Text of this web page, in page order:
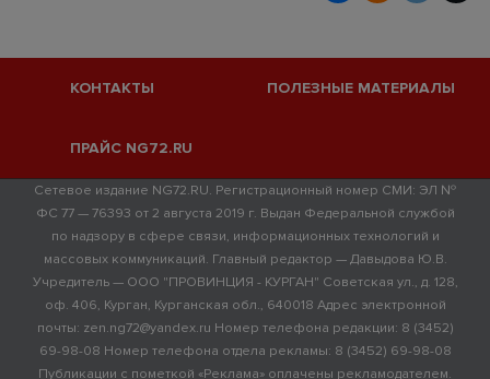
КОНТАКТЫ ПОЛЕЗНЫЕ МАТЕРИАЛЫ
ПРАЙС NG72.RU
Сетевое издание NG72.RU. Регистрационный номер СМИ: ЭЛ №
ФС 77 — 76393 от 2 августа 2019 г. Выдан Федеральной службой
по надзору в сфере связи, информационных технологий и
массовых коммуникаций. Главный редактор — Давыдова Ю.В.
Учредитель — ООО "ПРОВИНЦИЯ - КУРГАН" Советская ул., д. 128,
оф. 406, Курган, Курганская обл., 640018 Адрес электронной
почты: zen.ng72@yandex.ru Номер телефона редакции: 8 (3452)
69-98-08 Номер телефона отдела рекламы: 8 (3452) 69-98-08
Публикации с пометкой «Реклама» оплачены рекламодателем.